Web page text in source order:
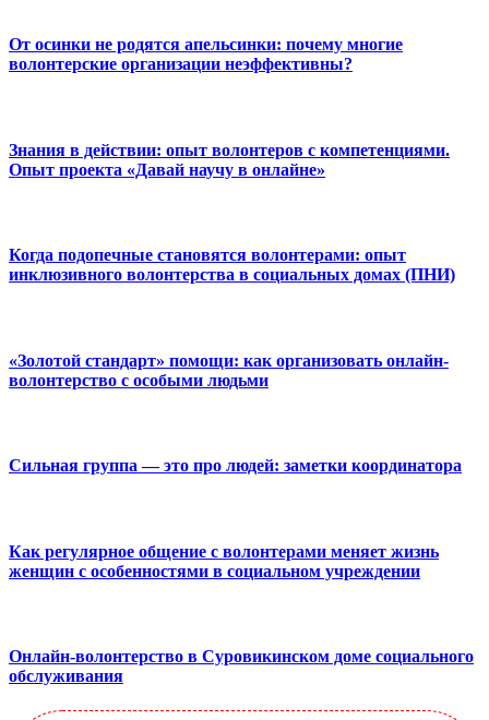
От осинки не родятся апельсинки: почему многие
волонтерские организации неэффективны?
Знания в действии: опыт волонтеров с компетенциями.
Опыт проекта «Давай научу в онлайне»
Когда подопечные становятся волонтерами: опыт
инклюзивного волонтерства в социальных домах (ПНИ)
«Золотой стандарт» помощи: как организовать онлайн-
волонтерство с особыми людьми
Сильная группа — это про людей: заметки координатора
Как регулярное общение с волонтерами меняет жизнь
женщин с особенностями в социальном учреждении
Онлайн-волонтерство в Суровикинском доме социального
обслуживания